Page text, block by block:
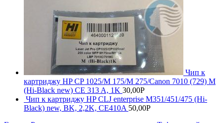
Чип к
картриджу HP CP 1025/M 175/M 275/Canon 7010 (729) M
(Hi-Black new) CE 313 A, 1K 30,00Р
Чип к картриджу HP CLJ enterprise M351/451/475 (Hi-
Black) new, BK, 2,2K, CE410A 50,00Р